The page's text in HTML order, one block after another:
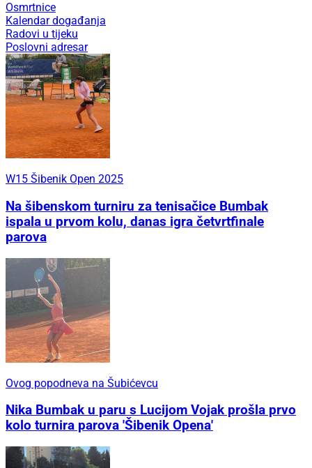
Osmrtnice
Kalendar događanja
Radovi u tijeku
Poslovni adresar
W15 Šibenik Open 2025
Na šibenskom turniru za tenisačice Bumbak
ispala u prvom kolu, danas igra četvrtfinale
parova
Ovog popodneva na Šubićevcu
Nika Bumbak u paru s Lucijom Vojak prošla prvo
kolo turnira parova 'Šibenik Opena'